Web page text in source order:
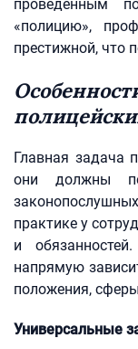
проведенным
«полицию»,
престижной, что
Главная задача
они должны
практике у
и
напрямую
положения,
Универсальные